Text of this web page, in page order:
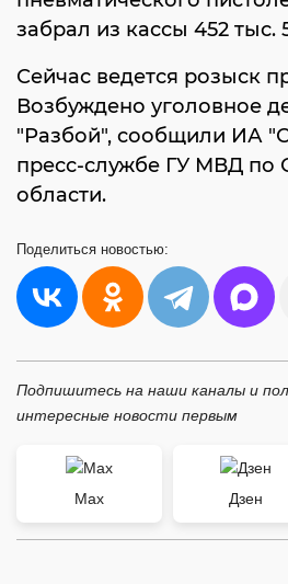
забрал из кассы 452 тыс.
Сейчас ведется розыск
Возбуждено уголовное
"Разбой", сообщили ИА
пресс-службе ГУ МВД по
области.
Поделиться новостью:
Подпишитесь на наши каналы и
интересные новости первым
Max Дзен